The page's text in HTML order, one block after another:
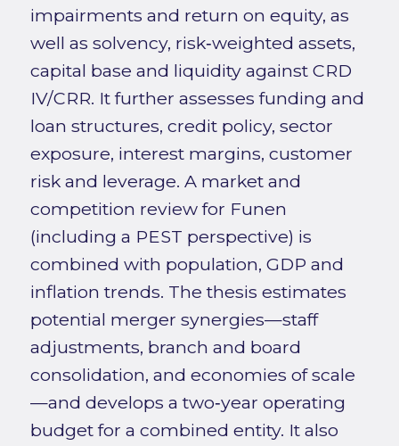
impairments and return on equity, as
well as solvency, risk‑weighted assets,
capital base and liquidity against CRD
IV/CRR. It further assesses funding and
loan structures, credit policy, sector
exposure, interest margins, customer
risk and leverage. A market and
competition review for Funen
(including a PEST perspective) is
combined with population, GDP and
inflation trends. The thesis estimates
potential merger synergies—staff
adjustments, branch and board
consolidation, and economies of scale
—and develops a two‑year operating
budget for a combined entity. It also